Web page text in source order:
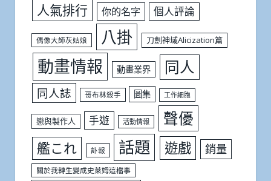
人氣排行 你的名字 個人評論
偶像大師灰姑娘 八掛 刀劍神域Alicization篇
動畫情報 動畫業界 同人
同人誌 哥布林殺手 圖集 工作細胞
戀與製作人 手遊 活動情報 聲優
艦これ 訃報 話題 遊戲 銷量
關於我轉生變成史萊姆這檔事